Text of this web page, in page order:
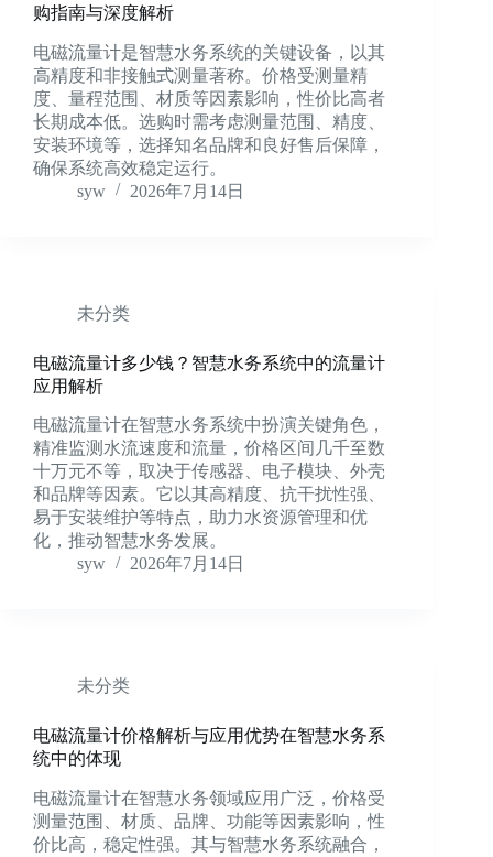
购指南与深度解析
电磁流量计是智慧水务系统的关键设备，以其
高精度和非接触式测量著称。价格受测量精
度、量程范围、材质等因素影响，性价比高者
长期成本低。选购时需考虑测量范围、精度、
安装环境等，选择知名品牌和良好售后保障，
确保系统高效稳定运行。
syw
2026年7月14日
未分类
电磁流量计多少钱？智慧水务系统中的流量计
应用解析
电磁流量计在智慧水务系统中扮演关键角色，
精准监测水流速度和流量，价格区间几千至数
十万元不等，取决于传感器、电子模块、外壳
和品牌等因素。它以其高精度、抗干扰性强、
易于安装维护等特点，助力水资源管理和优
化，推动智慧水务发展。
syw
2026年7月14日
未分类
电磁流量计价格解析与应用优势在智慧水务系
统中的体现
电磁流量计在智慧水务领域应用广泛，价格受
测量范围、材质、品牌、功能等因素影响，性
价比高，稳定性强。其与智慧水务系统融合，